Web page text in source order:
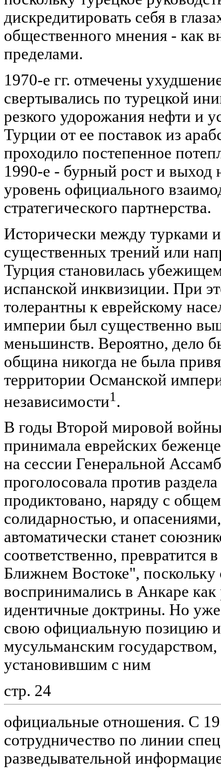
дискредитировать себя в
общественного мнения - как
пределами.
1970-е гг. отмечены
свертывались по турецкой
резкого удорожания нефти и
Турции от ее поставок из
проходило постепенное
1990-е - бурный рост и выход
уровень официального
стратегического партнерства.
Исторически между турками
существенных трений или
Турция становилась
испанской инквизиции. При
толерантны к еврейскому
империи был существенно
меньшинств. Вероятно, дело
община никогда не была
территории Османской
независимости1 .
В годы Второй мировой
принимала еврейских
на сессии Генеральной
проголосовала против
продиктовано, наряду с
солидарностью, и
автоматически станет
соответственно, превратится
Ближнем Востоке",
воспринимались в Анкаре
идентичные доктрины. Но
свою официальную позицию
мусульманским
установившим с ним
стр. 24
официальные отношения. С
сотрудничество по линии
разведывательной